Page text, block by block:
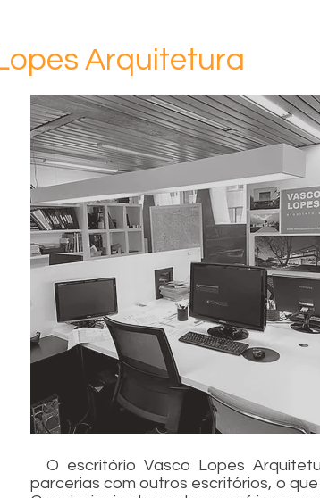
Arquitetura
O escritório Vasco Lopes
parcerias com outros escritórios, o